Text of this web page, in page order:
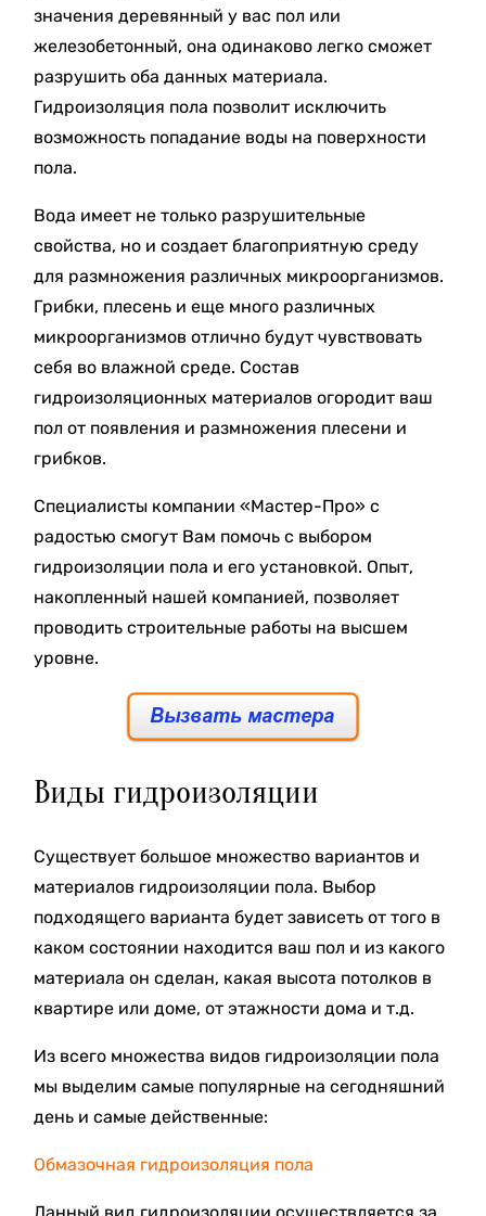
значения деревянный у вас пол или
железобетонный, она одинаково легко сможет
разрушить оба данных материала.
Гидроизоляция пола позволит исключить
возможность попадание воды на поверхности
пола.
Вода имеет не только разрушительные
свойства, но и создает благоприятную среду
для размножения различных микроорганизмов.
Грибки, плесень и еще много различных
микроорганизмов отлично будут чувствовать
себя во влажной среде. Состав
гидроизоляционных материалов огородит ваш
пол от появления и размножения плесени и
грибков.
Специалисты компании «Мастер-Про» с
радостью смогут Вам помочь с выбором
гидроизоляции пола и его установкой. Опыт,
накопленный нашей компанией, позволяет
проводить строительные работы на высшем
уровне.
Виды гидроизоляции
Существует большое множество вариантов и
материалов гидроизоляции пола. Выбор
подходящего варианта будет зависеть от того в
каком состоянии находится ваш пол и из какого
материала он сделан, какая высота потолков в
квартире или доме, от этажности дома и т.д.
Из всего множества видов гидроизоляции пола
мы выделим самые популярные на сегодняшний
день и самые действенные:
Обмазочная гидроизоляция пола
Данный вид гидроизоляции осуществляется за